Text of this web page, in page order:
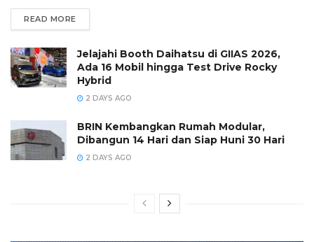
READ MORE
Jelajahi Booth Daihatsu di GIIAS 2026,
Ada 16 Mobil hingga Test Drive Rocky
Hybrid
2 DAYS AGO
BRIN Kembangkan Rumah Modular,
Dibangun 14 Hari dan Siap Huni 30 Hari
2 DAYS AGO